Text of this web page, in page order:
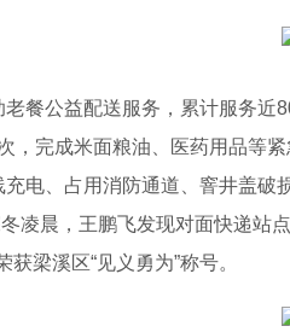
公益配送服务，累计服务近
完成米面粮油、医药用品等
电、占用消防通道、窨井盖
凌晨，王鹏飞发现对面快递
梁溪区“见义勇为”称号。